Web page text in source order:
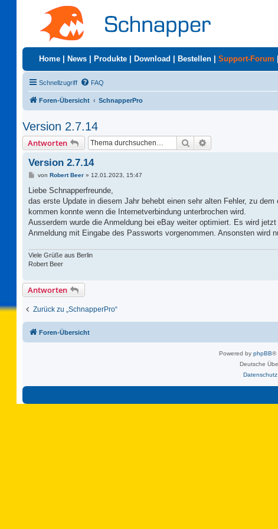
Home News Produkte Download Bestellen Support-Forum
Schnellzugriff FAQ
Foren-Übersicht SchnapperPro
Version 2.7.14
Antworten Suche
Version 2.7.14
B
i
r
a
von Robert Beer» 12.01.2023, 15:47
Liebe Schnapperfreunde,
das erste Update in diesem Jahr behebt einen sehr alten Fehler, zu
kommen konnte wenn die Internetverbindung unterbrochen wird.
Ausserdem wurde die Anmeldung bei eBay weiter optimiert. Es wird
Anmeldung mit Eingabe des Passworts vorgenommen. Ansonsten wird
Viele Grüße aus Berlin
Robert Beer
Antworten
Zurück zu „SchnapperPro“
Foren-Übersicht
Powered by phpBB®
Deutsche
Datenschutz